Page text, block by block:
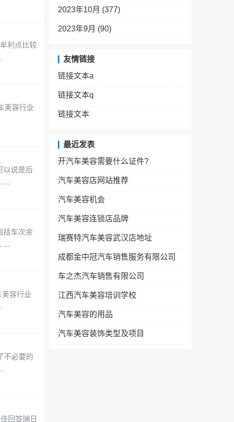
利点比较
美容行业
以说是后
括车次余
容行业
不必要的
回答瑞日
2023年10月 (377)
2023年9月 (90)
友情链接
链接文本a
链接文本q
链接文本
最近发表
开汽车美容需要什么证件?
汽车美容店网站推荐
汽车美容机会
汽车美容连锁店品牌
瑞赛特汽车美容武汉店地址
成都金中冠汽车销售服务有限公司
车之杰汽车销售有限公司
江西汽车美容培训学校
汽车美容的用品
汽车美容装饰类型及项目